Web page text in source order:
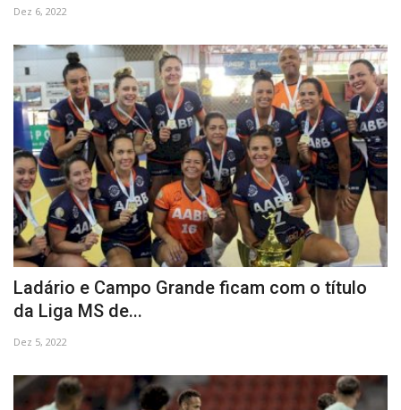
Dez 6, 2022
Ladário e Campo Grande ficam com o título
da Liga MS de...
Dez 5, 2022